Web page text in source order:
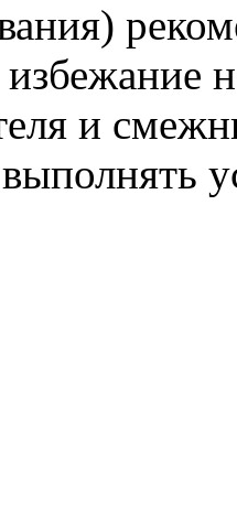
и
выполнять